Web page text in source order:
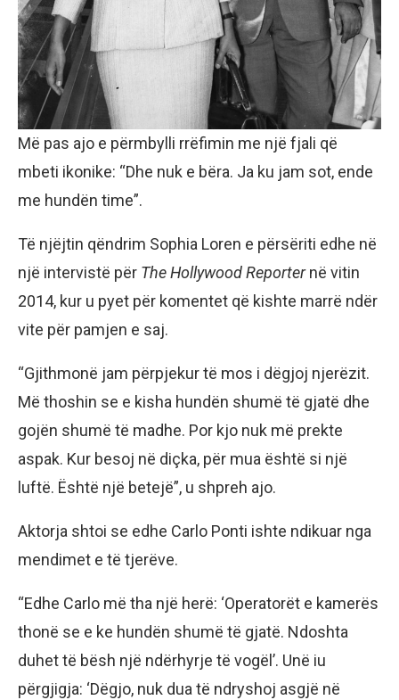
Më pas ajo e përmbylli rrëfimin me një fjali që
mbeti ikonike: “Dhe nuk e bëra. Ja ku jam sot, ende
me hundën time”.
Të njëjtin qëndrim Sophia Loren e përsëriti edhe në
një intervistë për The Hollywood Reporternë vitin
2014, kur u pyet për komentet që kishte marrë ndër
vite për pamjen e saj.
“Gjithmonë jam përpjekur të mos i dëgjoj njerëzit.
Më thoshin se e kisha hundën shumë të gjatë dhe
gojën shumë të madhe. Por kjo nuk më prekte
aspak. Kur besoj në diçka, për mua është si një
luftë. Është një betejë”, u shpreh ajo.
Aktorja shtoi se edhe Carlo Ponti ishte ndikuar nga
mendimet e të tjerëve.
“Edhe Carlo më tha një herë: ‘Operatorët e kamerës
thonë se e ke hundën shumë të gjatë. Ndoshta
duhet të bësh një ndërhyrje të vogël’. Unë iu
përgjigja: ‘Dëgjo, nuk dua të ndryshoj asgjë në